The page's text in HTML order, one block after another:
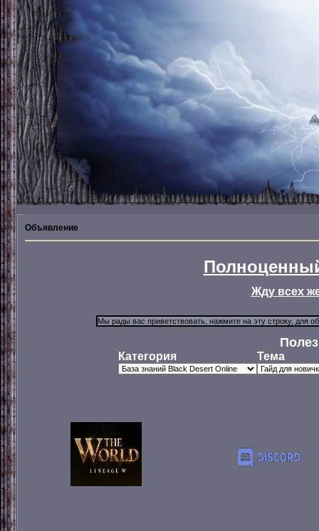
Объявление
Жду всех
Категория Тема